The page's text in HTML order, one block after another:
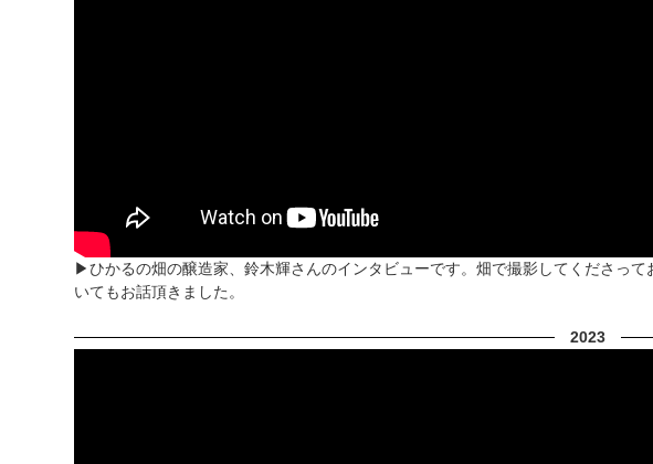
▶ひかるの畑の醸造家、鈴木輝さんのインタビューです。畑で撮影してくださっ
いてもお話頂きました。
2023